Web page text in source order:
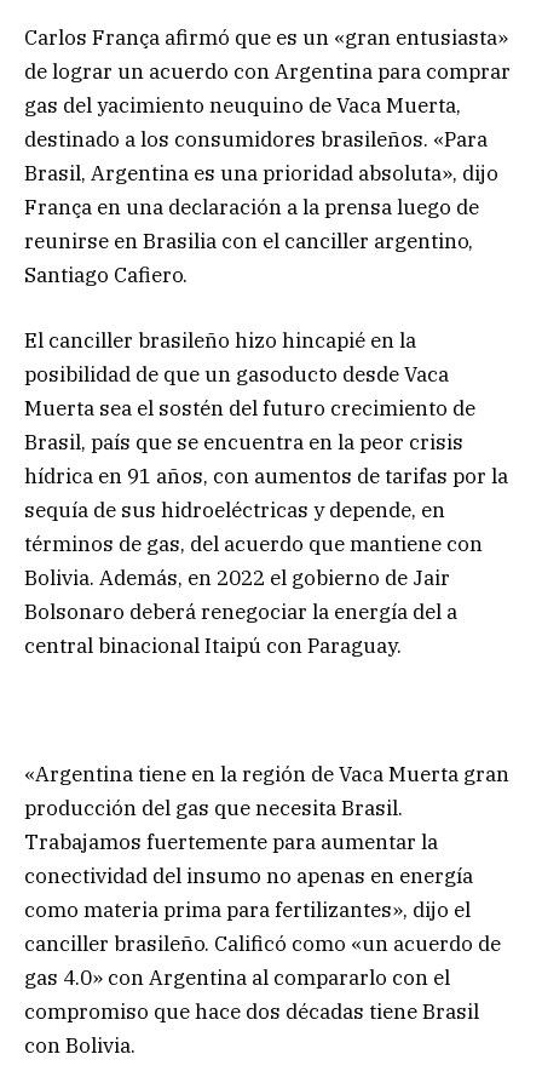
Carlos França afirmó que es un «gran entusiasta»
de lograr un acuerdo con Argentina para comprar
gas del yacimiento neuquino de Vaca Muerta,
destinado a los consumidores brasileños. «Para
Brasil, Argentina es una prioridad absoluta», dijo
França en una declaración a la prensa luego de
reunirse en Brasilia con el canciller argentino,
Santiago Cafiero.
El canciller brasileño hizo hincapié en la
posibilidad de que un gasoducto desde Vaca
Muerta sea el sostén del futuro crecimiento de
Brasil, país que se encuentra en la peor crisis
hídrica en 91 años, con aumentos de tarifas por la
sequía de sus hidroeléctricas y depende, en
términos de gas, del acuerdo que mantiene con
Bolivia. Además, en 2022 el gobierno de Jair
Bolsonaro deberá renegociar la energía del a
central binacional Itaipú con Paraguay.
«Argentina tiene en la región de Vaca Muerta gran
producción del gas que necesita Brasil.
Trabajamos fuertemente para aumentar la
conectividad del insumo no apenas en energía
como materia prima para fertilizantes», dijo el
canciller brasileño. Calificó como «un acuerdo de
gas 4.0» con Argentina al compararlo con el
compromiso que hace dos décadas tiene Brasil
con Bolivia.